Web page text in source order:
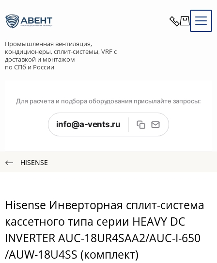
Промышленная вентиляция,
кондиционеры, сплит-системы, VRF с
доставкой и монтажом
по СПб и России
Для расчета и подбора оборудования присылайте запросы:
info@a-vents.ru
HISENSE
Hisense Инверторная сплит-система
кассетного типа серии HEAVY DC
INVERTER AUC-18UR4SAA2/AUC-I-650
/AUW-18U4SS (комплект)